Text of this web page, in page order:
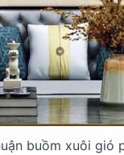
buồm xuôi gió